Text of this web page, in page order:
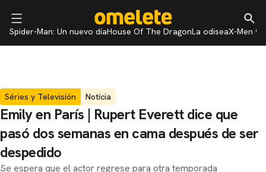
Spider-Man: Un nuevo díaHouse Of The DragonLa odiseaX-Men 97
Séries y Televisión Notícia
Emily en París | Rupert Everett dice que
pasó dos semanas en cama después de ser
despedido
Se espera que el actor regrese para otra temporada